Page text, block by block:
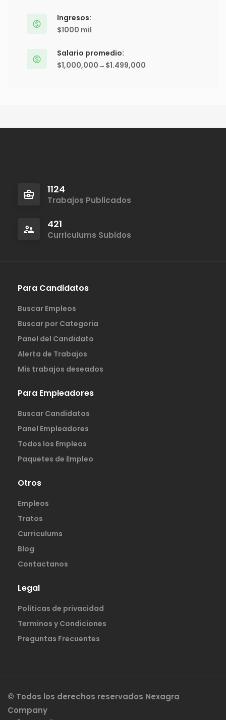
Ingresos:
$1000 mil
Salario promedio:
$1,000,000→$1.499,000
1124
Trabajos Publicados
421
Curriculums Subidos
Para Candidatos
Buscar Empleos
Buscar por Categoria
Panel del Candidato
Alerta de Trabajos
Mis trabajos deseados
Para Empleadores
Buscar Candidatos
Panel Empleadores
Todos los Empleos
Paquetes de Empleo
Otros
Empleos
Tratos
Curriculums
Blog
Contactanos
Legal
Politicas de privacidad
Terminos y Condiciones
Preguntas Frecuentes
© Todos los derechos reservados Nexagra
Company